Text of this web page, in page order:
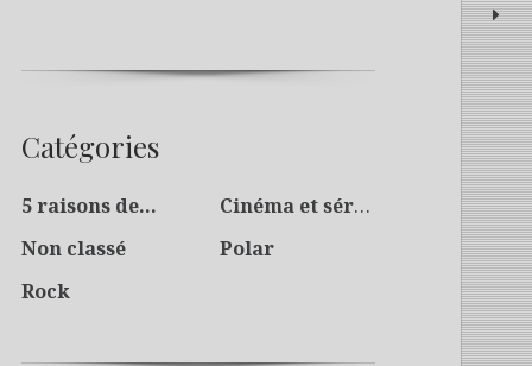
Catégories
5 raisons de…
Cinéma et séries
Non classé
Polar
Rock